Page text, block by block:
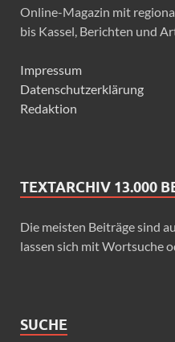
Online-Magazin mit
bis Kassel, Berichten und
Impressum
Datenschutzerklärung
Redaktion
TEXTARCHIV 13.000
Die meisten Beiträge sind
lassen sich mit Wortsuche
SUCHE